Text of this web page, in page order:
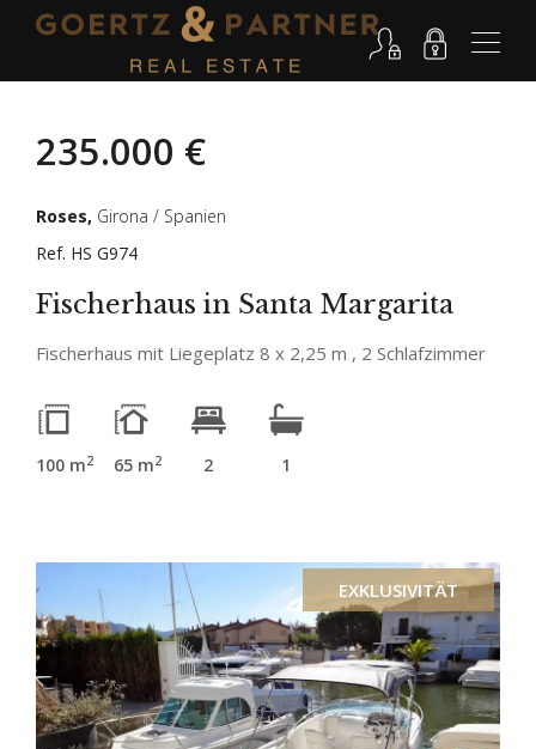
235.000 €
Roses, Girona / Spanien
Ref. HS G974
Fischerhaus in Santa Margarita
Fischerhaus mit Liegeplatz 8 x 2,25 m , 2 Schlafzimmer
100 m2 65 m2 2 1
EXKLUSIVITÄT